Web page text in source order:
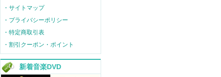
・サイトマップ
・プライバシーポリシー
・特定商取引表
・割引クーポン・ポイント
新着音楽DVD